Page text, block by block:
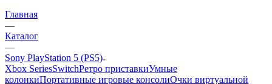
Главная
—
Каталог
—
Sony PlayStation 5 (PS5)
Xbox SeriesSwitchРетро приставкиУмные
колонкиПортативные игровые консолиОчки виртуальной